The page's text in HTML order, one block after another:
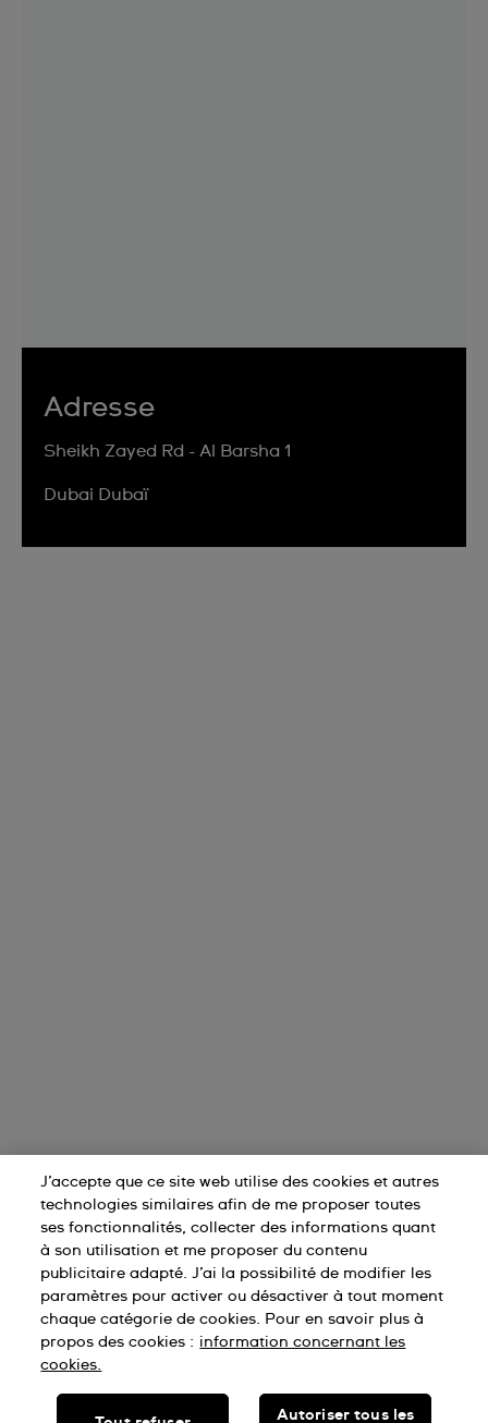
Adresse
Sheikh Zayed Rd - Al Barsha 1
Dubai Dubaï
J’accepte que ce site web utilise des cookies et autres
technologies similaires afin de me proposer toutes
ses fonctionnalités, collecter des informations quant
à son utilisation et me proposer du contenu
publicitaire adapté. J’ai la possibilité de modifier les
paramètres pour activer ou désactiver à tout moment
chaque catégorie de cookies. Pour en savoir plus à
propos des cookies : information concernant les
cookies.
Autoriser tous les